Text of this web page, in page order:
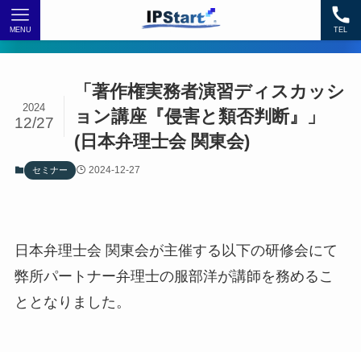
TEL
MENU
「著作権実務者演習ディスカッシ
ョン講座『侵害と類否判断』」
(日本弁理士会 関東会)
2024
12/27
セミナー 2024-12-27
日本弁理士会 関東会が主催する以下の研修会にて
弊所パートナー弁理士の服部洋が講師を務めるこ
ととなりました。